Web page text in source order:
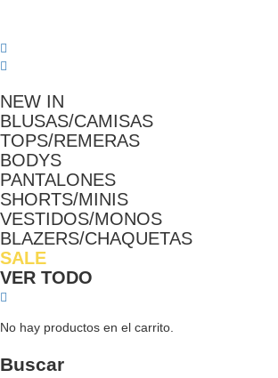
NEW IN
BLUSAS/CAMISAS
TOPS/REMERAS
BODYS
PANTALONES
SHORTS/MINIS
VESTIDOS/MONOS
BLAZERS/CHAQUETAS
SALE
VER TODO
No hay productos en el carrito.
Buscar